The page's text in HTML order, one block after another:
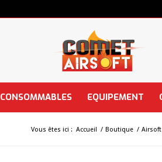
CONSOMMABLES EQUIPEMENT
Vous êtes ici : Accueil / Boutique / Airsoft